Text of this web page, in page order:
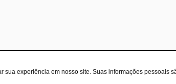
sua experiência em nosso site. Suas informações pessoais